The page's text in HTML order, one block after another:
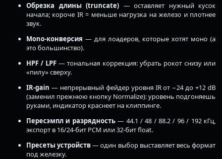
Обрезка длины (truncate) — оставляет нужный кусок
начала; короче IR = меньше нагрузка на железо и плотнее
звук.
Mono-конверсия — для лоадеров, которые хотят моно (а
это большинство).
HPF / LPF— тональная коррекция: убрать рокот снизу или
«пилу» сверху.
IR-gain — непрерывный фейдер уровня IR от −24 до +12 dB
(заменил прежнюю кнопку Normalize): уровень подгоняешь
руками, индикатор краснеет на клиппинге.
Пересэмпл и разрядность— 44.1 / 48 / 88.2 / 96 / 192 кГц,
экспорт в 16/24-бит PCM или 32-бит float.
Пресеты устройств— один выбор выставляет весь формат
под железку.